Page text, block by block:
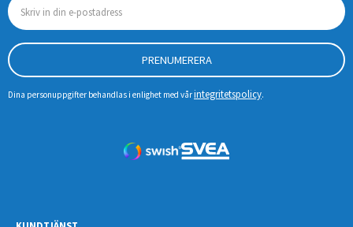
PRENUMERERA
Dina personuppgifter behandlas i enlighet med vårintegritetspolicy.